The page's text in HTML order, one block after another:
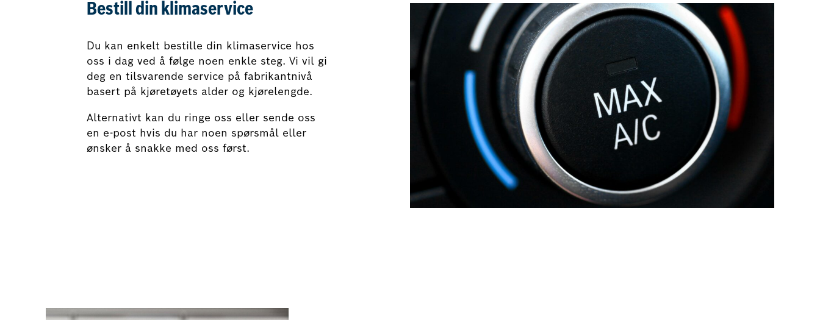
Bestill din klimaservice
Du kan enkelt bestille din klimaservice hos
oss i dag ved å følge noen enkle steg. Vi vil gi
deg en tilsvarende service på fabrikantnivå
basert på kjøretøyets alder og kjørelengde.
Alternativt kan du ringe oss eller sende oss
en e-post hvis du har noen spørsmål eller
ønsker å snakke med oss først.